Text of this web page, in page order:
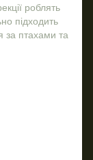
роблять
підходить
за птахами та